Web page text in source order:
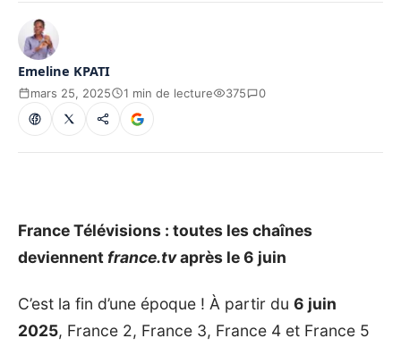
Emeline KPATI
mars 25, 2025 1 min de lecture 375 0
France Télévisions : toutes les chaînes
deviennent france.tvaprès le 6 juin
C’est la fin d’une époque ! À partir du 6 juin
2025, France 2, France 3, France 4 et France 5